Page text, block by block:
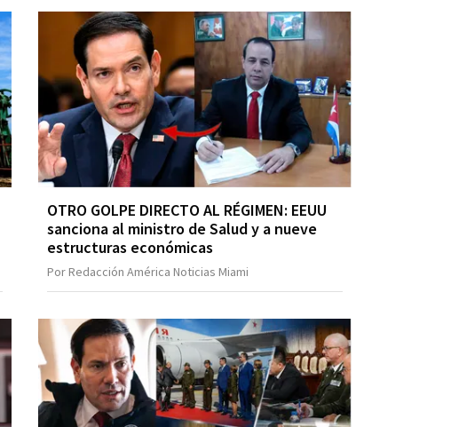
OTRO GOLPE DIRECTO AL RÉGIMEN: EEUU
sanciona al ministro de Salud y a nueve
estructuras económicas
Por Redacción América Noticias Miami